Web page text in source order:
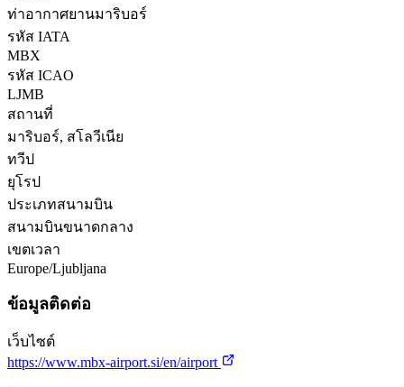
ท่าอากาศยานมาริบอร์
รหัส IATA
MBX
รหัส ICAO
LJMB
สถานที่
มาริบอร์, สโลวีเนีย
ทวีป
ยุโรป
ประเภทสนามบิน
สนามบินขนาดกลาง
เขตเวลา
Europe/Ljubljana
ข้อมูลติดต่อ
เว็บไซต์
https://www.mbx-airport.si/en/airport